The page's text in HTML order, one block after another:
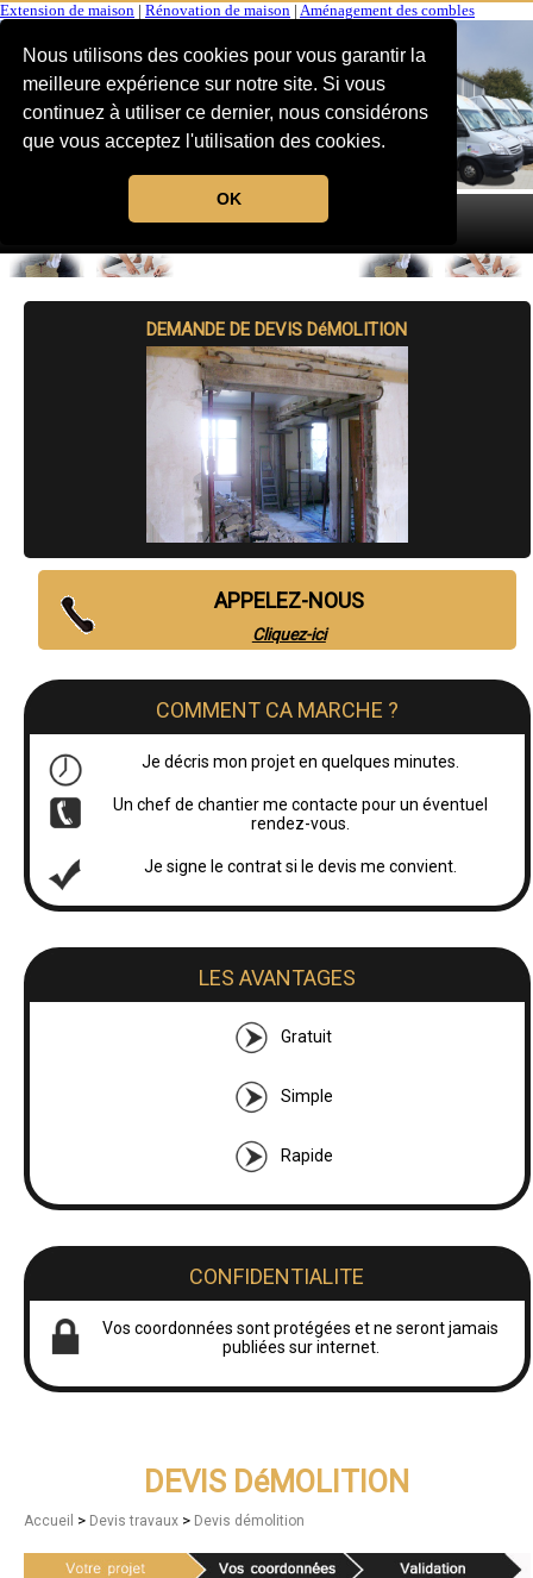
Nous utilisons des cookies pour vous garantir la
meilleure expérience sur notre site. Si vous
continuez à utiliser ce dernier, nous considérons
que vous acceptez l'utilisation des cookies.
OK
Extension de maison Rénovation de maison Aménagement des combles
MENU
DEMANDE DE DEVIS DéMOLITION
APPELEZ-NOUS
Cliquez-ici
COMMENT CA MARCHE ?
Je décris mon projet en quelques minutes.
Un chef de chantier me contacte pour un éventuel
rendez-vous.
Je signe le contrat si le devis me convient.
LES AVANTAGES
Gratuit
Simple
Rapide
CONFIDENTIALITE
Vos coordonnées sont protégées et ne seront jamais
publiées sur internet.
DEVIS DéMOLITION
Accueil > Devis travaux > Devis démolition